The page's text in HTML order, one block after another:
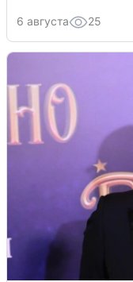
6 августа 25